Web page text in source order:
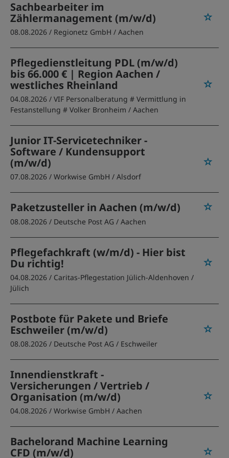
Sachbearbeiter im
Zählermanagement (m/w/d)
08.08.2026 / Regionetz GmbH / Aachen
Pflegedienstleitung PDL (m/w/d)
bis 66.000 € | Region Aachen /
westliches Rheinland
04.08.2026 / VIF Personalberatung # Vermittlung in
Festanstellung # Volker Bronheim / Aachen
Junior IT-Servicetechniker -
Software / Kundensupport
(m/w/d)
07.08.2026 / Workwise GmbH / Alsdorf
Paketzusteller in Aachen (m/w/d)
08.08.2026 / Deutsche Post AG / Aachen
Pflegefachkraft (w/m/d) - Hier bist
Du richtig!
04.08.2026 / Caritas-Pflegestation Jülich-Aldenhoven /
Jülich
Postbote für Pakete und Briefe
Eschweiler (m/w/d)
08.08.2026 / Deutsche Post AG / Eschweiler
Innendienstkraft -
Versicherungen / Vertrieb /
Organisation (m/w/d)
04.08.2026 / Workwise GmbH / Aachen
Bachelorand Machine Learning
CFD (m/w/d)